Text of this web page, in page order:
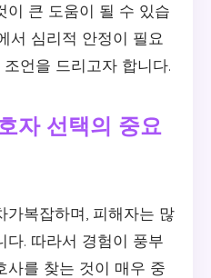
이 큰 도움이 될 수 있습
서 심리적 안정이 필요
언을 드리고자 합니다.
자 선택의 중요
가복잡하며, 피해자는 많
다. 따라서 경험이 풍부
사를 찾는 것이 매우 중